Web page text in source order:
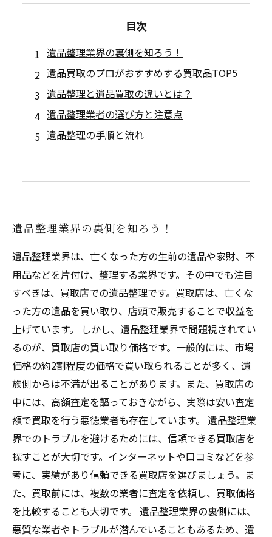
目次
遺品整理業界の裏側を知ろう！
遺品買取のプロがおすすめする買取品TOP5
遺品整理と遺品買取の違いとは？
遺品整理業者の選び方と注意点
遺品整理の手順と流れ
遺品整理業界の裏側を知ろう！
遺品整理業界は、亡くなった方の生前の遺品や家財、不
用品などを片付け、整理する業界です。その中でも注目
すべきは、買取店での遺品整理です。買取店は、亡くな
った方の遺品を買い取り、店頭で販売することで収益を
上げています。 しかし、遺品整理業界で問題視されてい
るのが、買取店の買い取り価格です。一般的には、市場
価格の約2割程度の価格で買い取られることが多く、遺
族側からは不満が出ることがあります。また、買取店の
中には、高額査定を謳っておきながら、実際は安い査定
額で買取を行う悪徳業者も存在しています。 遺品整理業
界でのトラブルを避けるためには、信頼できる買取店を
探すことが大切です。インターネットや口コミなどを参
考に、実績があり信頼できる買取店を選びましょう。ま
た、買取前には、複数の業者に査定を依頼し、買取価格
を比較することも大切です。 遺品整理業界の裏側には、
悪質な業者やトラブルが潜んでいることもあるため、遺